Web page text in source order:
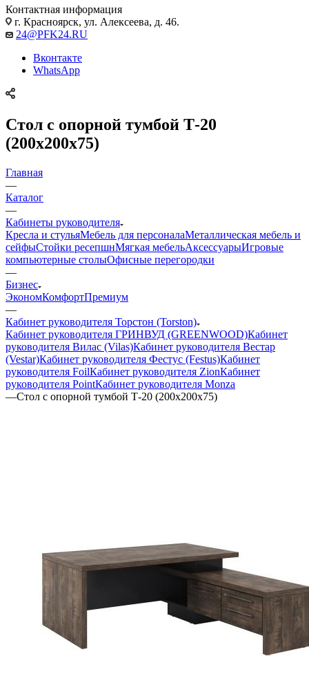
Контактная информация
г. Красноярск, ул. Алексеева, д. 46.
24@PFK24.RU
Вконтакте
WhatsApp
Стол с опорной тумбой Т-20
(200х200х75)
Главная
—
Каталог
—
Кабинеты руководителя
Кресла и стульяМебель для персоналаМеталлическая мебель и
сейфыСтойки ресепшнМягкая мебельАксессуарыИгровые
компьютерные столыОфисные перегородки
—
Бизнес
ЭкономКомфортПремиум
—
Кабинет руководителя Торстон (Torston)
Кабинет руководителя ГРИНВУД (GREENWOOD)Кабинет
руководителя Вилас (Vilas)Кабинет руководителя Вестар
(Vestar)Кабинет руководителя Фестус (Festus)Кабинет
руководителя FoilКабинет руководителя ZionКабинет
руководителя PointКабинет руководителя Monza
—Стол с опорной тумбой Т-20 (200х200х75)